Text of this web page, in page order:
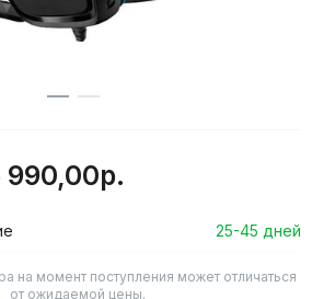
990,00р.
25-45 дней
на момент поступления может отличаться
от ожидаемой цены.